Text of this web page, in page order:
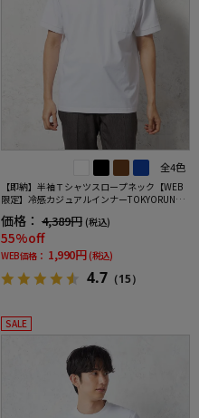
全4色
【即納】半袖Ｔシャツスロープネック【WEB
限定】冷感カジュアルインナーTOKYORUN春
価格： 4,389円 (税込)
55%off
WEB価格： 1,990円 (税込)
4.7 （15）
SALE